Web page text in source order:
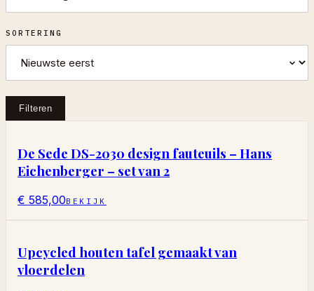
SORTERING
Filteren
De Sede DS-2030 design fauteuils – Hans
Eichenberger – set van 2
€ 585,00BEKIJK
Upcycled houten tafel gemaakt van
vloerdelen